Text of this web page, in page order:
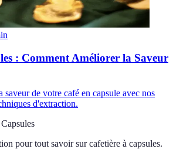
: Comment Améliorer la Saveur
saveur de votre café en capsule avec nos
d'extraction.
pour tout savoir sur cafetière à capsules.